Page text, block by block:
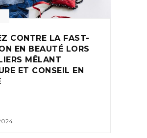
CONTRE LA FAST-
EN BEAUTÉ LORS
MÊLANT
ET CONSEIL EN